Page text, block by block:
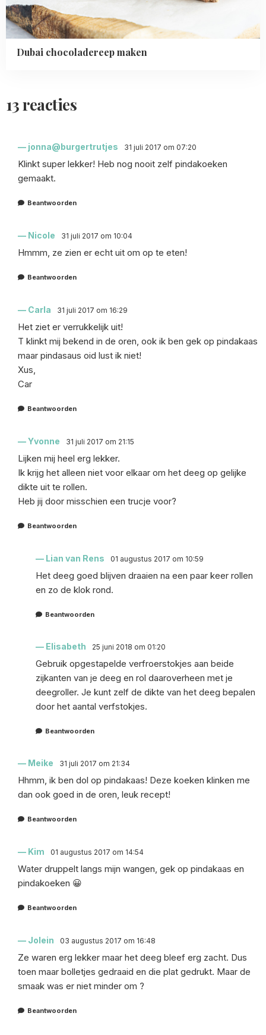
Dubai chocoladereep maken
13 reacties
jonna@burgertrutjes 31 juli 2017 om 07:20
Klinkt super lekker! Heb nog nooit zelf pindakoeken
gemaakt.
Beantwoorden
Nicole 31 juli 2017 om 10:04
Hmmm, ze zien er echt uit om op te eten!
Beantwoorden
Carla 31 juli 2017 om 16:29
Het ziet er verrukkelijk uit!
T klinkt mij bekend in de oren, ook ik ben gek op pindakaas
maar pindasaus oid lust ik niet!
Xus,
Car
Beantwoorden
Yvonne 31 juli 2017 om 21:15
Lijken mij heel erg lekker.
Ik krijg het alleen niet voor elkaar om het deeg op gelijke
dikte uit te rollen.
Heb jij door misschien een trucje voor?
Beantwoorden
Lian van Rens 01 augustus 2017 om 10:59
Het deeg goed blijven draaien na een paar keer rollen
en zo de klok rond.
Beantwoorden
Elisabeth 25 juni 2018 om 01:20
Gebruik opgestapelde verfroerstokjes aan beide
zijkanten van je deeg en rol daaroverheen met je
deegroller. Je kunt zelf de dikte van het deeg bepalen
door het aantal verfstokjes.
Beantwoorden
Meike 31 juli 2017 om 21:34
Hhmm, ik ben dol op pindakaas! Deze koeken klinken me
dan ook goed in de oren, leuk recept!
Beantwoorden
Kim 01 augustus 2017 om 14:54
Water druppelt langs mijn wangen, gek op pindakaas en
pindakoeken 😀
Beantwoorden
Jolein 03 augustus 2017 om 16:48
Ze waren erg lekker maar het deeg bleef erg zacht. Dus
toen maar bolletjes gedraaid en die plat gedrukt. Maar de
smaak was er niet minder om ?
Beantwoorden